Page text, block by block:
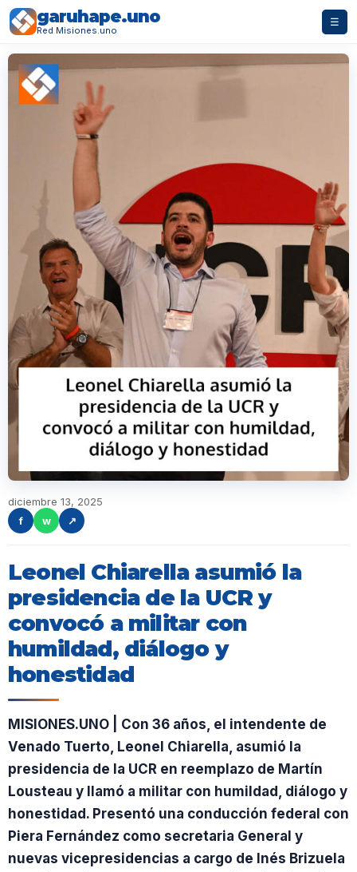
garuhape.uno
Red Misiones.uno
☰
diciembre 13, 2025
f
w ↗
Leonel Chiarella asumió la
presidencia de la UCR y
convocó a militar con
humildad, diálogo y
honestidad
MISIONES.UNO | Con 36 años, el intendente de
Venado Tuerto, Leonel Chiarella, asumió la
presidencia de la UCR en reemplazo de Martín
Lousteau y llamó a militar con humildad, diálogo y
honestidad. Presentó una conducción federal con
Piera Fernández como secretaria General y
nuevas vicepresidencias a cargo de Inés Brizuela